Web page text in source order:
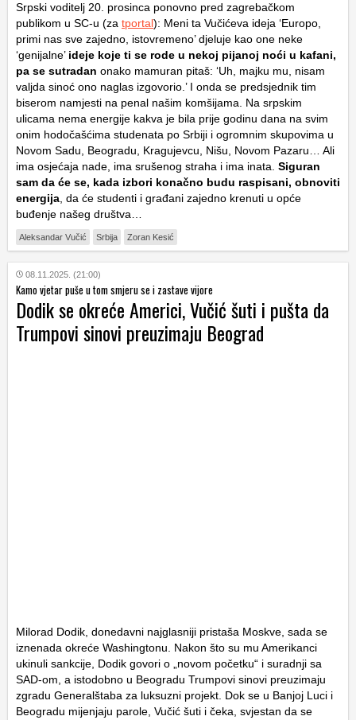
Srpski voditelj 20. prosinca ponovno pred zagrebačkom
publikom u SC-u (za tportal): Meni ta Vučićeva ideja ‘Europo,
primi nas sve zajedno, istovremeno’ djeluje kao one neke
‘genijalne’ ideje koje ti se rode u nekoj pijanoj noći u kafani,
pa se sutradan onako mamuran pitaš: ‘Uh, majku mu, nisam
valjda sinoć ono naglas izgovorio.’ I onda se predsjednik tim
biserom namjesti na penal našim komšijama. Na srpskim
ulicama nema energije kakva je bila prije godinu dana na svim
onim hodočašćima studenata po Srbiji i ogromnim skupovima u
Novom Sadu, Beogradu, Kragujevcu, Nišu, Novom Pazaru… Ali
ima osjećaja nade, ima srušenog straha i ima inata. Siguran
sam da će se, kada izbori konačno budu raspisani, obnoviti
energija , da će studenti i građani zajedno krenuti u opće
buđenje našeg društva…
Aleksandar Vučić Srbija Zoran Kesić
08.11.2025. (21:00)
Kamo vjetar puše u tom smjeru se i zastave vijore
Dodik se okreće Americi, Vučić šuti i pušta da
Trumpovi sinovi preuzimaju Beograd
Milorad Dodik, donedavni najglasniji pristaša Moskve, sada se
iznenada okreće Washingtonu. Nakon što su mu Amerikanci
ukinuli sankcije, Dodik govori o „novom početku“ i suradnji sa
SAD-om, a istodobno u Beogradu Trumpovi sinovi preuzimaju
zgradu Generalštaba za luksuzni projekt. Dok se u Banjoj Luci i
Beogradu mijenjaju parole, Vučić šuti i čeka, svjestan da se